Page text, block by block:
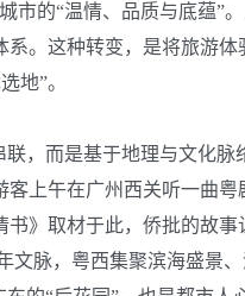
市的“温情、品质与底蕴”
。这种转变，是将旅游
地”。
，而是基于地理与文化脉
上午在广州西关听一曲
》取材于此，侨批的故
文脉，粤西集聚滨海盛景